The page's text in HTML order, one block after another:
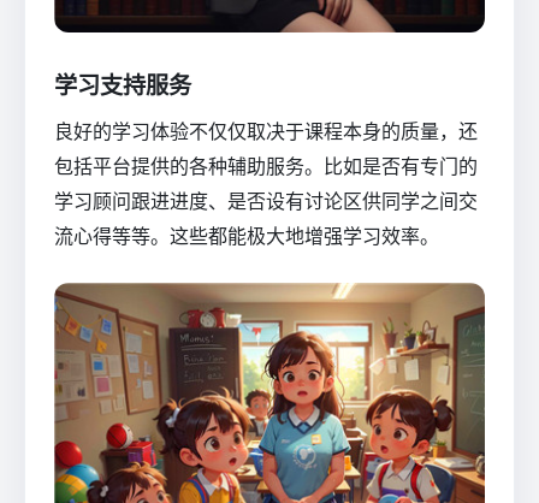
学习支持服务
良好的学习体验不仅仅取决于课程本身的质量，还
包括平台提供的各种辅助服务。比如是否有专门的
学习顾问跟进进度、是否设有讨论区供同学之间交
流心得等等。这些都能极大地增强学习效率。